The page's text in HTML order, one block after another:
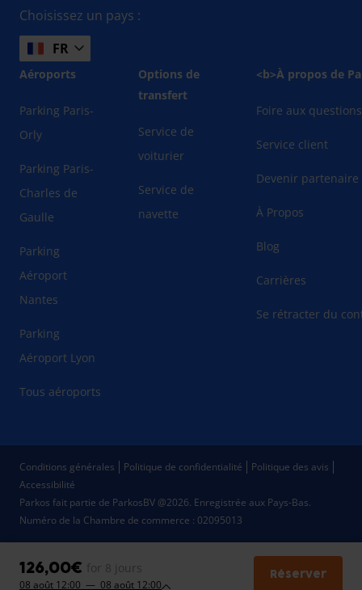
126,00€ for 8 jours
08 août 12:00 — 08 août 12:00
Réserver
Choisissez un pays :
FR
Aéroports
Parking Paris-
Orly
Parking Paris-
Charles de
Gaulle
Parking
Aéroport
Nantes
Parking
Aéroport Lyon
Tous aéroports
Options de
transfert
Service de
voiturier
Service de
navette
<b>À propos de
Foire aux questions
Service client
Devenir partenaire
À Propos
Blog
Carrières
Se rétracter du
Parkos fait partie de ParkosBV @2026. Enregistrée aux Pays-Bas.
Numéro de la Chambre de commerce : 02095013
Conditions générales Politique de confidentialité
Politique des avis
Accessibilité